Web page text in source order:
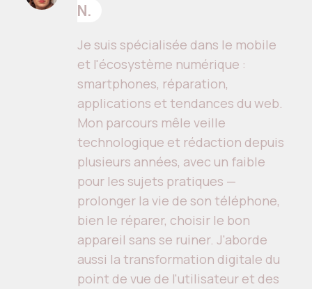
N.
Je suis spécialisée dans le mobile
et l'écosystème numérique :
smartphones, réparation,
applications et tendances du web.
Mon parcours mêle veille
technologique et rédaction depuis
plusieurs années, avec un faible
pour les sujets pratiques —
prolonger la vie de son téléphone,
bien le réparer, choisir le bon
appareil sans se ruiner. J'aborde
aussi la transformation digitale du
point de vue de l'utilisateur et des